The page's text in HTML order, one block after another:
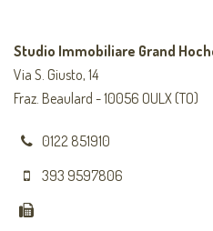
Studio Immobiliare Grand
Via S. Giusto, 14
Fraz. Beaulard - 10056 OULX (TO)
0122 851910
393 9597806